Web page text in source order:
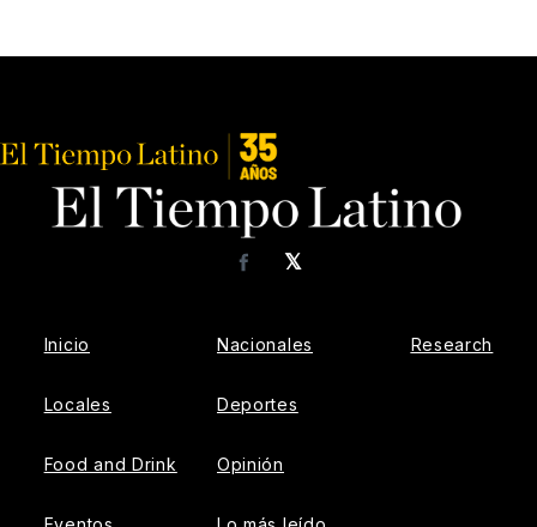
𝕏
Facebook
Inicio
Locales
Food and Drink
Nacionales
Deportes
Opinión
Research